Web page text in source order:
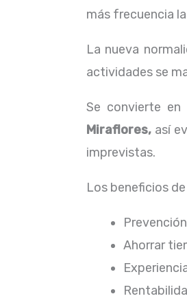
más frecuencia
La nueva
actividades se
Se convierte
Miraflores, así
imprevistas.
Los beneficios
Ahorrar